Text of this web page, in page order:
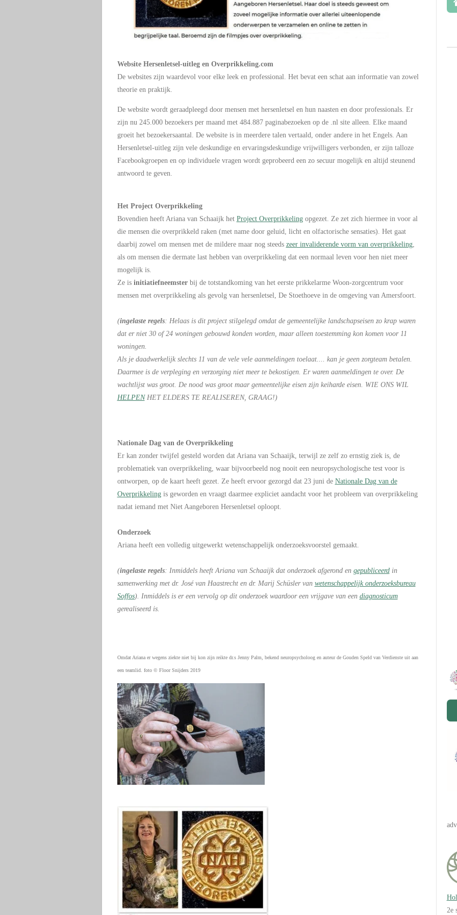
Website Hersenletsel-uitleg en Overprikkeling.com
De websites zijn waardevol voor elke leek en professional. Het bevat een schat aan informatie van zowel
theorie en praktijk.
De website wordt geraadpleegd door mensen met hersenletsel en hun naasten en door professionals. Er
zijn nu 245.000 bezoekers per maand met 484.887 paginabezoeken op de .nl site alleen. Elke maand
groeit het bezoekersaantal. De website is in meerdere talen vertaald, onder andere in het Engels. Aan
Hersenletsel-uitleg zijn vele deskundige en ervaringsdeskundige vrijwilligers verbonden, er zijn talloze
Facebookgroepen en op individuele vragen wordt geprobeerd een zo secuur mogelijk en altijd steunend
antwoord te geven.
Het Project Overprikkeling
Bovendien heeft Ariana van Schaaijk het Project Overprikkelingopgezet. Ze zet zich hiermee in voor al
die mensen die overprikkeld raken (met name door geluid, licht en olfactorische sensaties). Het gaat
daarbij zowel om mensen met de mildere maar nog steeds zeer invaliderende vorm van overprikkeling,
als om mensen die dermate last hebben van overprikkeling dat een normaal leven voor hen niet meer
mogelijk is.
Ze is initiatiefneemsterbij de totstandkoming van het eerste prikkelarme Woon-zorgcentrum voor
mensen met overprikkeling als gevolg van hersenletsel, De Stoethoeve in de omgeving van Amersfoort.
(ingelaste regels: Helaas is dit project stilgelegd omdat de gemeentelijke landschapseisen zo krap waren
dat er niet 30 of 24 woningen gebouwd konden worden, maar alleen toestemming kon komen voor 11
woningen.
Als je daadwerkelijk slechts 11 van de vele vele aanmeldingen toelaat.... kan je geen zorgteam betalen.
Daarmee is de verpleging en verzorging niet meer te bekostigen. Er waren aanmeldingen te over. De
wachtlijst was groot. De nood was groot maar gemeentelijke eisen zijn keiharde eisen. WIE ONS WIL
HELPENHET ELDERS TE REALISEREN, GRAAG!)
Nationale Dag van de Overprikkeling
Er kan zonder twijfel gesteld worden dat Ariana van Schaaijk, terwijl ze zelf zo ernstig ziek is, de
problematiek van overprikkeling, waar bijvoorbeeld nog nooit een neuropsychologische test voor is
ontworpen, op de kaart heeft gezet. Ze heeft ervoor gezorgd dat 23 juni de Nationale Dag van de
Overprikkelingis geworden en vraagt daarmee expliciet aandacht voor het probleem van overprikkeling
nadat iemand met Niet Aangeboren Hersenletsel oploopt.
Onderzoek
Ariana heeft een volledig uitgewerkt wetenschappelijk onderzoeksvoorstel gemaakt.
(ingelaste regels: Inmiddels heeft Ariana van Schaaijk dat onderzoek afgerond en gepubliceerdin
samenwerking met dr. José van Haastrecht en dr. Marij Schüsler van wetenschappelijk onderzoeksbureau
Soffos). Inmiddels is er een vervolg op dit onderzoek waardoor een vrijgave van een diagnosticum
gerealiseerd is.
Omdat Ariana er wegens ziekte niet bij kon zijn reikte dr.s Jenny Palm, bekend neuropsycholoog en auteur de Gouden Speld van Verdienste uit aan
een teamlid. foto © Floor Snijders 2019
2e